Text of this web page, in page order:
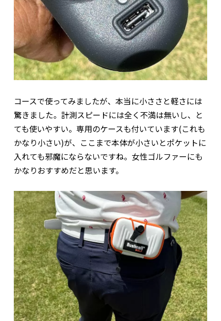
コースで使ってみましたが、本当に小ささと軽さには
驚きました。計測スピードには全く不満は無いし、と
ても使いやすい。専用のケースも付いています(これも
かなり小さい)が、ここまで本体が小さいとポケットに
入れても邪魔にならないですね。女性ゴルファーにも
かなりおすすめだと思います。